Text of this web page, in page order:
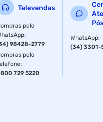
Televendas
pelo
:
98428-2779
pelo
:
729 5220
WhatsApp:
(34) 3301-